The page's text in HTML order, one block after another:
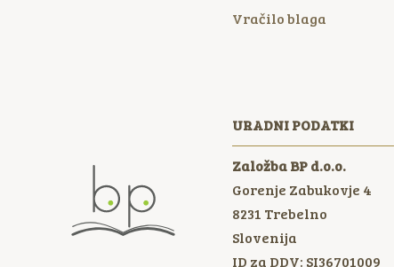
Vračilo blaga
URADNI PODATKI
Založba BP d.o.o.
Gorenje Zabukovje 4
8231 Trebelno
Slovenija
ID za DDV: SI36701009